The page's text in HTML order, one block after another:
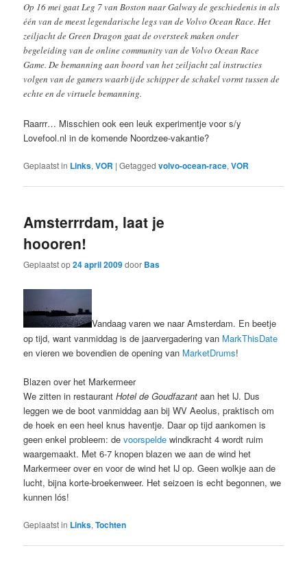
Op 16 mei gaat Leg 7 van Boston naar Galway de geschiedenis in als
één van de meest legendarische legs van de Volvo Ocean Race. Het
zeiljacht de Green Dragon gaat de oversteek maken onder
begeleiding van de online community van de Volvo Ocean Race
Game. De bemanning aan boord van het zeiljacht zal instructies
volgen van de gamers waarbij de schipper de schakel vormt tussen de
echte en de virtuele bemanning.
Raarrr… Misschien ook een leuk experimentje voor s/y
Lovefool.nl in de komende Noordzee-vakantie?
Geplaatst in Links,VOR |Getagged volvo-ocean-race,VOR
Amsterrrdam, laat je
hoooren!
Geplaatst op24 april 2009door Bas
Vandaag varen we naar Amsterdam. En beetje
op tijd, want vanmiddag is de jaarvergadering van MarkThisDate
en vieren we bovendien de opening van MarketDrums!
Blazen over het Markermeer
We zitten in restaurantHotel de Goudfazant aan het IJ. Dus
leggen we de boot vanmiddag aan bij WV Aeolus, praktisch om
de hoek en een heel knus haventje. Daar op tijd aankomen is
geen enkel probleem: devoorspelde windkracht 4 wordt ruim
waargemaakt. Met 6-7 knopen blazen we aan de wind het
Markermeer over en voor de wind het IJ op. Geen wolkje aan de
lucht, bijna korte-broekenweer. Het seizoen is echt begonnen, we
kunnen lós!
Geplaatst in Links,Tochten